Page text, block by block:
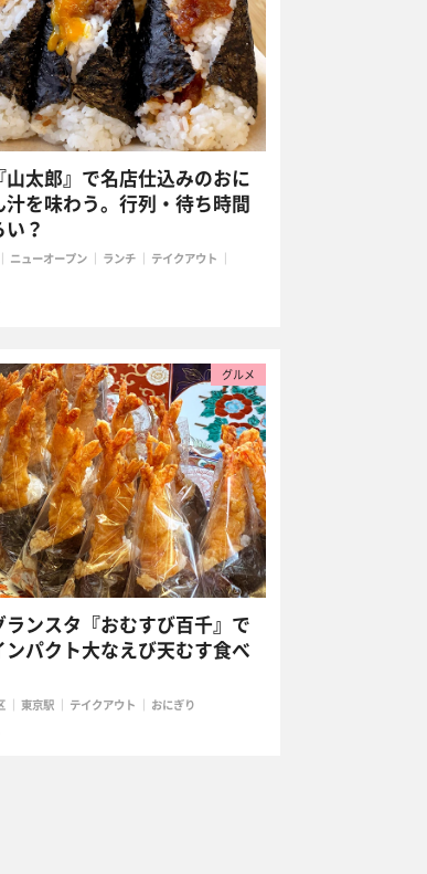
太郎』で名店仕込みのおに
汁を味わう。行列・待ち時間
？
ニューオープン ランチ
テイクアウト
グルメ
ランスタ『おむすび百千』で
ンパクト大なえび天むす食べ
東京駅 テイクアウト おにぎり